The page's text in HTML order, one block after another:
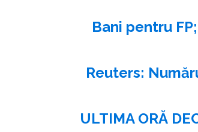
Bani pentru
Reuters:
ULTIMA ORĂ